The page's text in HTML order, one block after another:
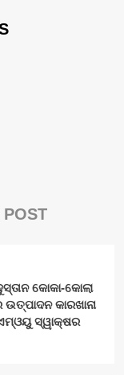
କୋକା-କୋଲା
କାରଖାନା
ସ୍ୱାକ୍ଷର